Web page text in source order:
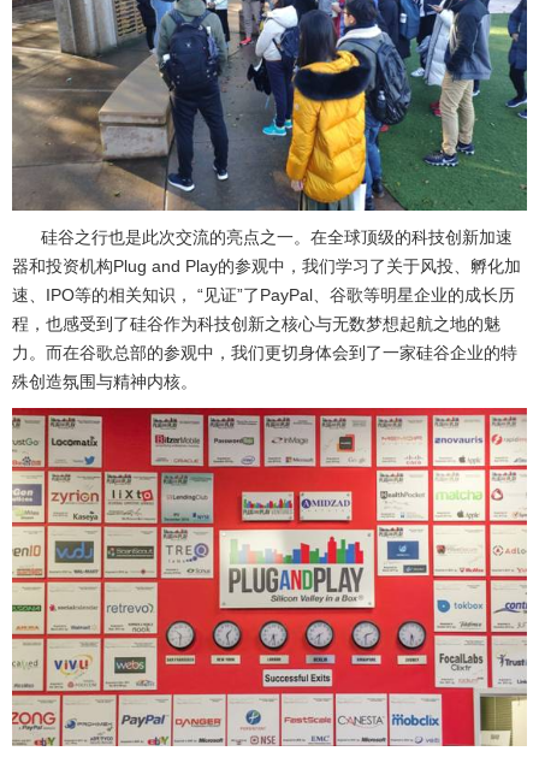
硅谷之行也是此次交流的亮点之一。在全球顶级的科技创新加速
器和投资机构Plug and Play的参观中，我们学习了关于风投、孵化加
速、IPO等的相关知识， “见证”了PayPal、谷歌等明星企业的成长历
程，也感受到了硅谷作为科技创新之核心与无数梦想起航之地的魅
力。而在谷歌总部的参观中，我们更切身体会到了一家硅谷企业的特
殊创造氛围与精神内核。